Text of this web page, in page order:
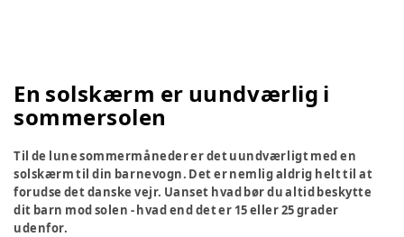
En solskærm er uundværlig i
sommersolen
Til de lune sommermåneder er det uundværligt med en
solskærm til din barnevogn. Det er nemlig aldrig helt til at
forudse det danske vejr. Uanset hvad bør du altid beskytte
dit barn mod solen - hvad end det er 15 eller 25 grader
udenfor.